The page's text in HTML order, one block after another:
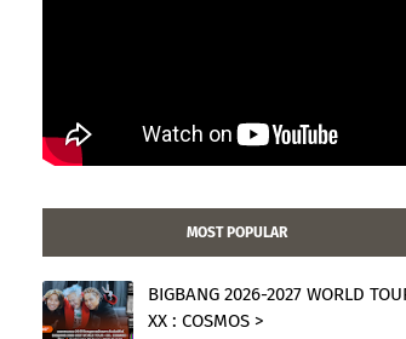
MOST POPULAR
BIGBANG 2026-2027 WORLD
XX : COSMOS >